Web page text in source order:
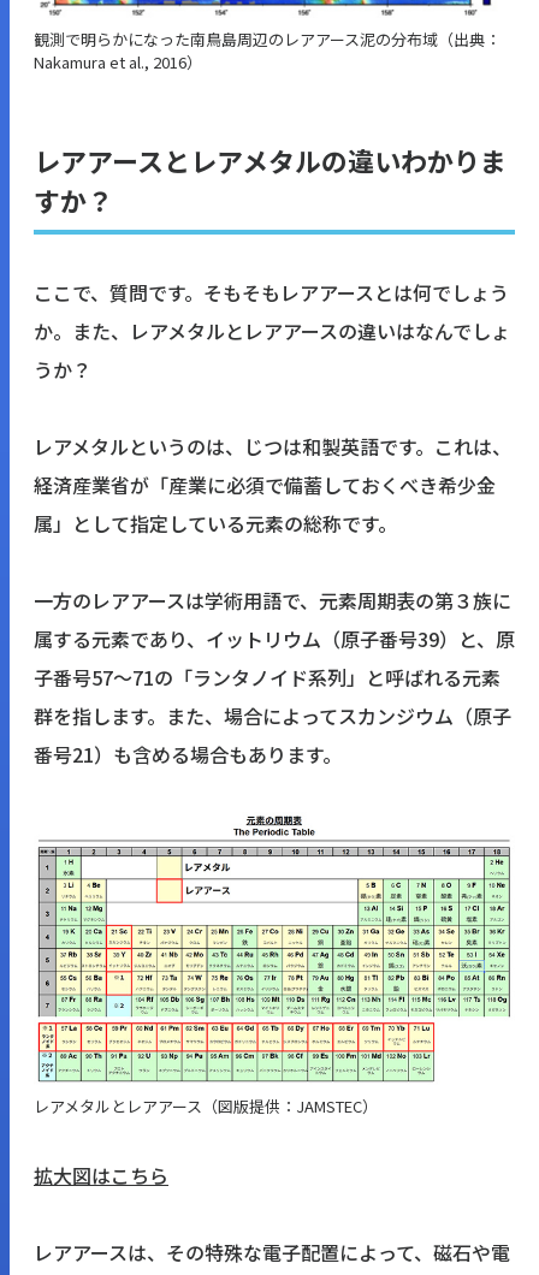
観測で明らかになった南鳥島周辺のレアアース泥の分布域（出典：
Nakamura et al., 2016）
レアアースとレアメタルの違いわかりま
すか？
ここで、質問です。そもそもレアアースとは何でしょう
か。また、レアメタルとレアアースの違いはなんでしょ
うか？
レアメタルというのは、じつは和製英語です。これは、
経済産業省が「産業に必須で備蓄しておくべき希少金
属」として指定している元素の総称です。
一方のレアアースは学術用語で、元素周期表の第３族に
属する元素であり、イットリウム（原子番号39）と、原
子番号57〜71の「ランタノイド系列」と呼ばれる元素
群を指します。また、場合によってスカンジウム（原子
番号21）も含める場合もあります。
レアメタルとレアアース（図版提供：JAMSTEC）
拡大図はこちら
レアアースは、その特殊な電子配置によって、磁石や電